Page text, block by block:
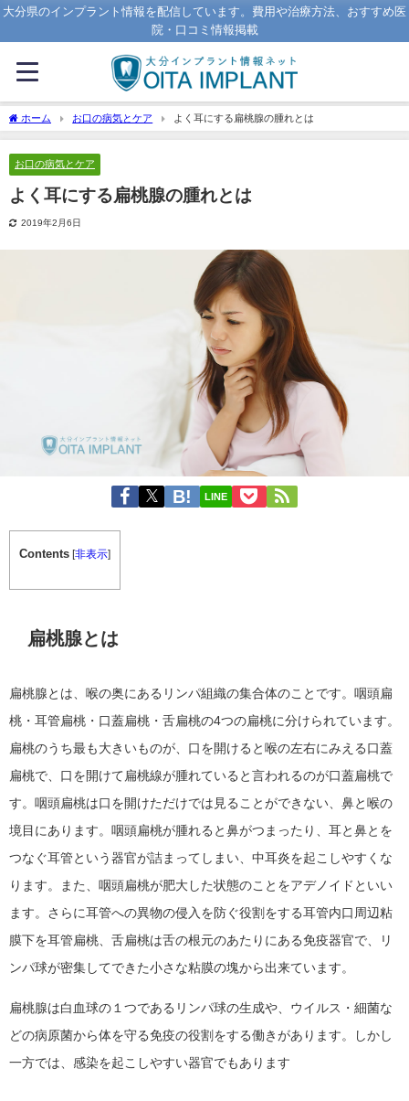
大分県のインプラント情報を配信しています。費用や治療方法、おすすめ医
院・口コミ情報掲載
ホーム お口の病気とケア よく耳にする扁桃腺の腫れとは
お口の病気とケア
よく耳にする扁桃腺の腫れとは
2019年2月6日
LINE
Contents [非表示]
扁桃腺とは
扁桃腺とは、喉の奥にあるリンパ組織の集合体のことです。咽頭扁
桃・耳管扁桃・口蓋扁桃・舌扁桃の4つの扁桃に分けられています。
扁桃のうち最も大きいものが、口を開けると喉の左右にみえる口蓋
扁桃で、口を開けて扁桃線が腫れていると言われるのが口蓋扁桃で
す。咽頭扁桃は口を開けただけでは見ることができない、鼻と喉の
境目にあります。咽頭扁桃が腫れると鼻がつまったり、耳と鼻とを
つなぐ耳管という器官が詰まってしまい、中耳炎を起こしやすくな
ります。また、咽頭扁桃が肥大した状態のことをアデノイドといい
ます。さらに耳管への異物の侵入を防ぐ役割をする耳管内口周辺粘
膜下を耳管扁桃、舌扁桃は舌の根元のあたりにある免疫器官で、リ
ンパ球が密集してできた小さな粘膜の塊から出来ています。
扁桃腺は白血球の１つであるリンパ球の生成や、ウイルス・細菌な
どの病原菌から体を守る免疫の役割をする働きがあります。しかし
一方では、感染を起こしやすい器官でもあります